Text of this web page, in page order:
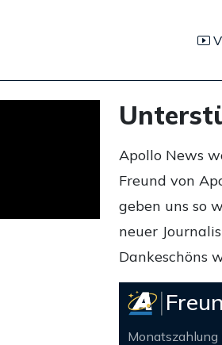
Apollo News
Freund von
geben uns so
neuer
Dankeschöns
Monatszahlung